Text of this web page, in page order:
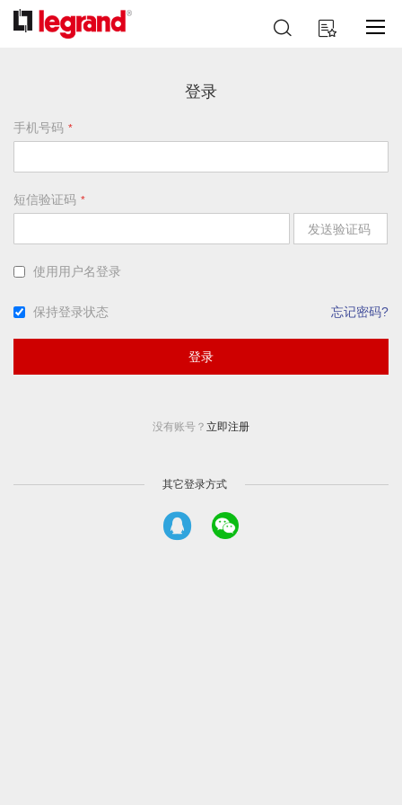
跳
到
我的购物车
索
登录
手机号码
短信验证码
发送验证码
使用用户名登录
保持登录状态 忘记密码?
登录
没有账号？ 立即注册
其它登录方式